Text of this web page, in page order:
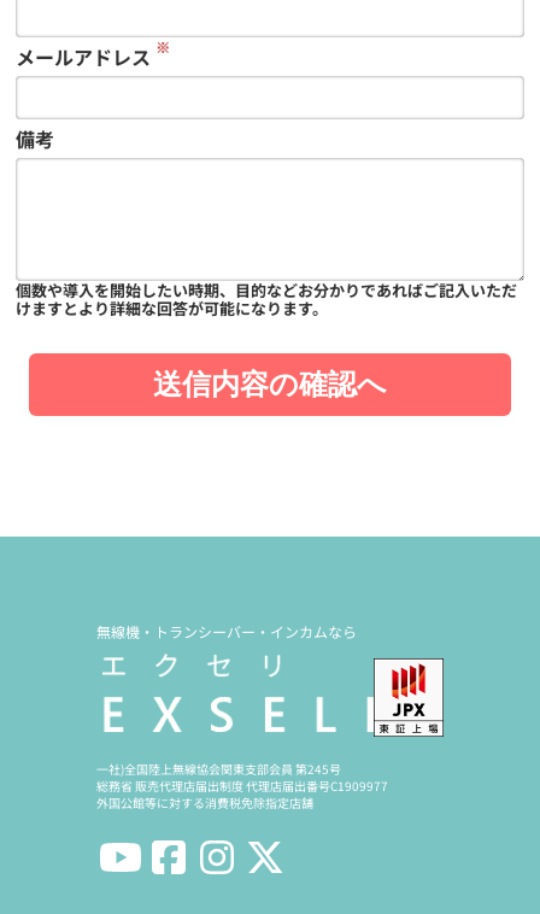
メールアドレス ※
備考
個数や導入を開始したい時期、目的などお分かりであればご記入いただ
けますとより詳細な回答が可能になります。
送信内容の確認へ
無線機・トランシーバー・インカムなら
一社)全国陸上無線協会関東支部会員 第245号
総務省 販売代理店届出制度 代理店届出番号C1909977
外国公館等に対する消費税免除指定店舗